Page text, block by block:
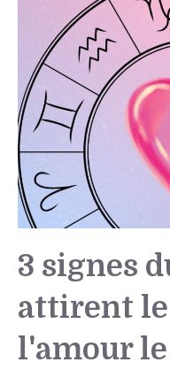
3 signes
attirent
l'amour